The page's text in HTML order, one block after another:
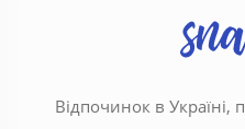
Відпочинок в Україні,